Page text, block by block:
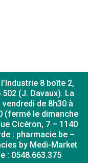
8 boîte 2,
(J. Davaux). La
de 8h30 à
(fermé le dimanche
Cicéron, 7 – 1140
: pharmacie.be –
by Medi-Market
: 0548.663.375